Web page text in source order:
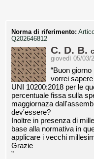
Norma di riferimento:
Q202646812
C. D. B.
giovedì 05/03/
“Buon giorno
vorrei
UNI 10200:2018 per le
percentuale fissa sulla
maggiornaza
dev'essere?
Inoltre in presenza di
base alla normativa in
applicare i vecchi
Grazie
”